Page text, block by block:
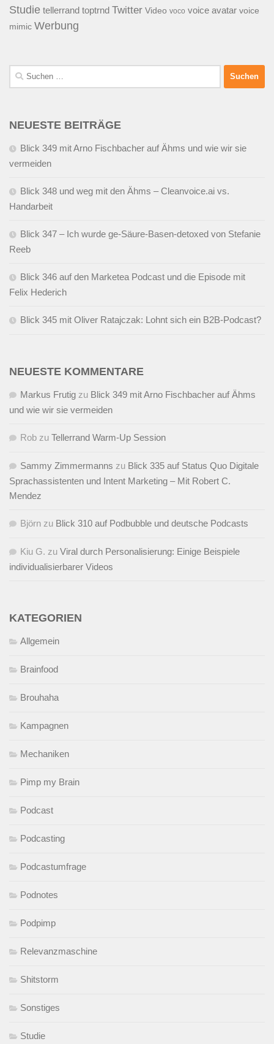
Studie tellerrand toptrnd Twitter Video voco voice avatar voice
mimic Werbung
Suchen
nach:
NEUESTE BEITRÄGE
Blick 349 mit Arno Fischbacher auf Ähms und wie wir sie
vermeiden
Blick 348 und weg mit den Ähms – Cleanvoice.ai vs.
Handarbeit
Blick 347 – Ich wurde ge-Säure-Basen-detoxed von Stefanie
Reeb
Blick 346 auf den Marketea Podcast und die Episode mit
Felix Hederich
Blick 345 mit Oliver Ratajczak: Lohnt sich ein B2B-Podcast?
NEUESTE KOMMENTARE
Markus Frutig zu Blick 349 mit Arno Fischbacher auf Ähms
und wie wir sie vermeiden
Rob zu Tellerrand Warm-Up Session
Sammy Zimmermanns zu Blick 335 auf Status Quo Digitale
Sprachassistenten und Intent Marketing – Mit Robert C.
Mendez
Björn zu Blick 310 auf Podbubble und deutsche Podcasts
Kiu G. zu Viral durch Personalisierung: Einige Beispiele
individualisierbarer Videos
KATEGORIEN
Allgemein
Brainfood
Brouhaha
Kampagnen
Mechaniken
Pimp my Brain
Podcast
Podcasting
Podcastumfrage
Podnotes
Podpimp
Relevanzmaschine
Shitstorm
Sonstiges
Studie